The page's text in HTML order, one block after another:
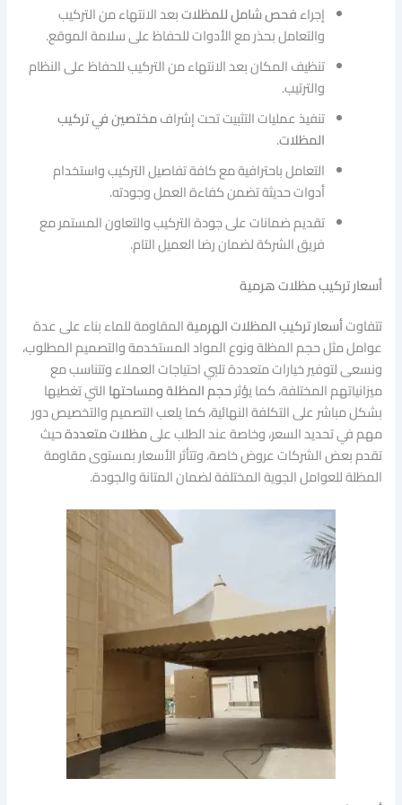
إجراءفحص شامل للمظلاتبعد الانتهاء من التركيب
والتعامل بحذر مع الأدوات للحفاظ على سلامة الموقع.
تنظيف المكان بعد الانتهاء من التركيب للحفاظ على النظام
والترتيب.
تنفيذ عمليات التثبيت تحت إشرافمختصين في تركيب
المظلات.
التعامل باحترافية مع كافة تفاصيل التركيب واستخدام
أدوات حديثة تضمن كفاءة العمل وجودته.
تقديم ضمانات على جودة التركيب والتعاون المستمر مع
فريق الشركة لضمان رضا العميل التام.
أسعار تركيب مظلات هرمية
تتفاوتأسعار تركيب المظلات الهرميةالمقاومة للماء بناء على عدة
عوامل مثل حجم المظلة ونوع المواد المستخدمة والتصميم المطلوب،
ونسعى لتوفير خيارات متعددة تلبي احتياجات العملاء وتتناسب مع
ميزانياتهم المختلفة، كما يؤثرحجم المظلة ومساحتهاالتي تغطيها
بشكل مباشر على التكلفة النهائية، كما يلعب التصميم والتخصيص دور
مهم في تحديد السعر، وخاصة عند الطلب علىمظلات متعددةحيث
تقدم بعض الشركات عروض خاصة، وتتأثر الأسعار بمستوى مقاومة
المظلة للعوامل الجوية المختلفة لضمان المتانة والجودة.